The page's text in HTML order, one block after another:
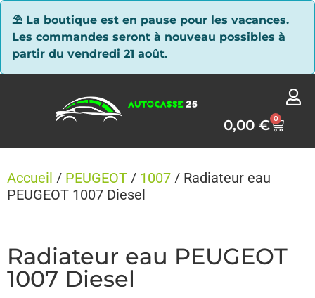
⛱ La boutique est en pause pour les vacances.
Les commandes seront à nouveau possibles à
partir du vendredi 21 août.
0,00€ 0
Accueil / PEUGEOT / 1007 / Radiateur eau
PEUGEOT 1007 Diesel
Radiateur eau PEUGEOT
1007 Diesel
Panneau de gestion des cookies